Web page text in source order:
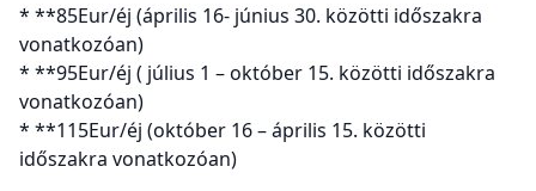
* **85Eur/éj (április 16- június 30. közötti időszakra
vonatkozóan)
* **95Eur/éj ( július 1 – október 15. közötti időszakra
vonatkozóan)
* **115Eur/éj (október 16 – április 15. közötti
időszakra vonatkozóan)